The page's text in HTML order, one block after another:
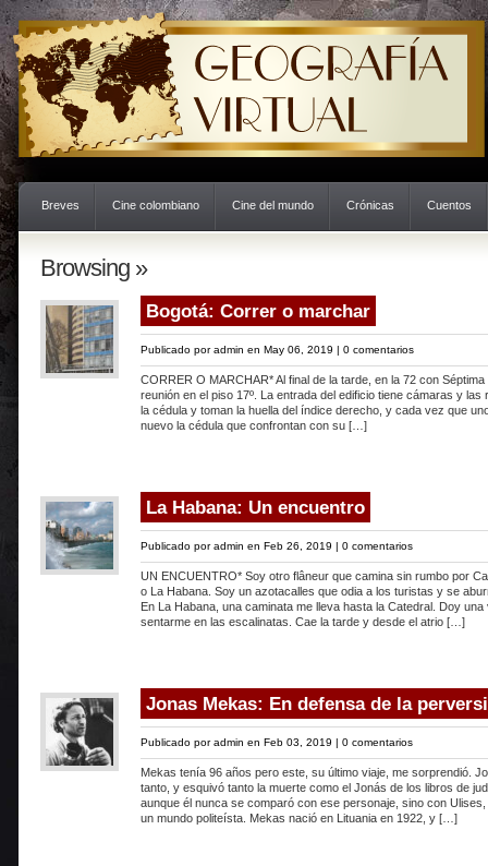
Breves Cine colombiano Cine del mundo Crónicas Cuentos
Browsing »
Bogotá: Correr o marchar
Publicado poradmin en May 06, 2019 | 0 comentarios
CORRER O MARCHAR* Al final de la tarde, en la 72 con
reunión en el piso 17º. La entrada del edificio tiene cámaras y las
la cédula y toman la huella del índice derecho, y cada vez que
nuevo la cédula que confrontan con su […]
La Habana: Un encuentro
Publicado poradmin en Feb 26, 2019 | 0 comentarios
UN ENCUENTRO* Soy otro flâneur que camina sin rumbo por
o La Habana. Soy un azotacalles que odia a los turistas y se
En La Habana, una caminata me lleva hasta la Catedral. Doy
sentarme en las escalinatas. Cae la tarde y desde el atrio […]
Jonas Mekas: En defensa de la
Publicado poradmin en Feb 03, 2019 | 0 comentarios
Mekas tenía 96 años pero este, su último viaje, me sorprendió.
tanto, y esquivó tanto la muerte como el Jonás de los libros de
aunque él nunca se comparó con ese personaje, sino con
un mundo politeísta. Mekas nació en Lituania en 1922, y […]